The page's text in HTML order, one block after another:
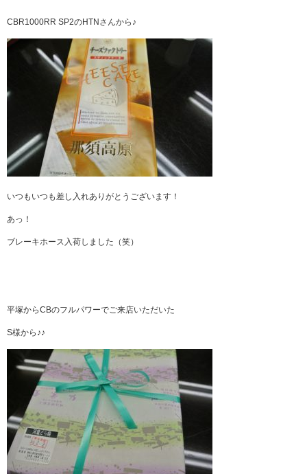
CBR1000RR SP2のHTNさんから♪
いつもいつも差し入れありがとうございます！
あっ！
ブレーキホース入荷しました（笑）
平塚からCBのフルパワーでご来店いただいた
S様から♪♪